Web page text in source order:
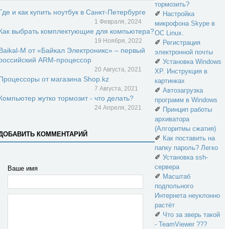
и как купить ноутбук в Санкт-Петербурге
1 Февраля, 2024
выбрать комплектующие для компьютера?
19 Ноября, 2022
M от «Байкал Электроникс» – первый
ARM-процессор
20 Августа, 2021
от магазина Shop.kz
7 Августа, 2021
жутко тормозит - что делать?
24 Апреля, 2021
КОММЕНТАРИЙ
Ваше имя
тормозить?
✐ Настройка
микрофона Skype в
ОС Linux.
✐ Регистрация
электронной почты
✐ Установка Windows
XP. Инструкция в
картинках
✐ Автозагрузка
программ в Windows
✐ Принцип работы
архиватора
(Алгоритмы сжатия)
✐ Как поставить на
папку пароль? Легко
✐ Установка ssh-
сервера
✐ Масштаб
подпольного
Интернета неуклонно
растёт
✐ Что за зверь такой
- TeamViewer ???